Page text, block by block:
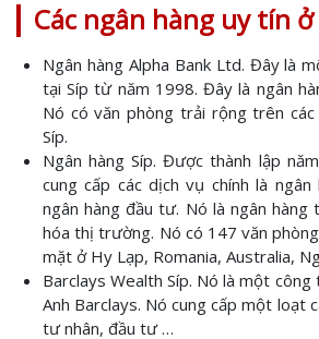
Các ngân hàng uy tín ở
Ngân hàng Alpha Bank Ltd. Đây là
tại Síp từ năm 1998. Đây là ngân
Nó có văn phòng trải rộng trên các
Síp.
Ngân hàng Síp. Được thành lập
cung cấp các dịch vụ chính là
ngân hàng đầu tư. Nó là ngân
hóa thị trường. Nó có 147 văn
mặt ở Hy Lạp, Romania, Australia,
Barclays Wealth Síp. Nó là một công
Anh Barclays. Nó cung cấp một loạt
tư nhân, đầu tư …